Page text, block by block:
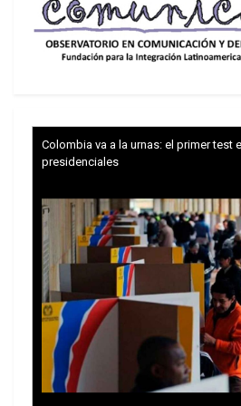
El Programa de la Patria
socialista que nos planteó el
de lograr la transición al
ministros que diseñan sus
que en la totalidad de la
a este respecto reconocer la
misión para el combate de la
emprendida por el Ministro
apoyo de la Fuerza Armada
violencia es un problema
económico cuya expresión
delito público. Una misión de
organizada para darle
Colombia va a la urnas: el primer test
presidenciales